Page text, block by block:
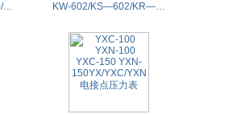
WSSX-400/WSSX-410/WSSX-480/WSSX-401/WSSX-411电接点双金属温度计 KW-602/KS—602/KR—602/KB—602快速热电偶及测温枪